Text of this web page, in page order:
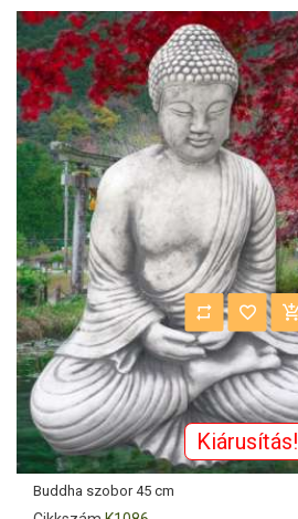
Kiárusítás!
Buddha szobor 45 cm